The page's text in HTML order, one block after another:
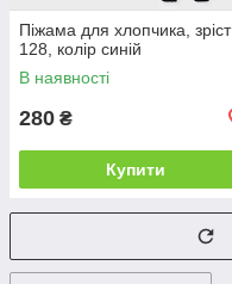
Піжама для хлопчика, зріст
128, колір синій
В наявності
280 ₴
Купити